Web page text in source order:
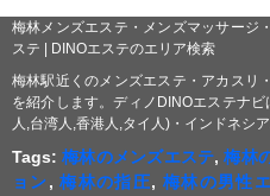
梅林メンズエステ・メンズマッサージ
ステ | DINOエステのエリア検索
梅林駅近くのメンズエステ・アカスリ
を紹介します。ディノDINOエステナ
人,台湾人,香港人,タイ人)・インドネシ
Tags:梅林のメンズエステ,梅林
ョン,梅林の指圧, 梅林の男性